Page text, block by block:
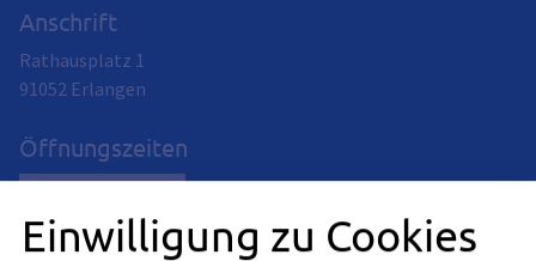
Anschrift
Rathausplatz 1
91052 Erlangen
Öffnungszeiten
Montag:
Einwilligung zu Cookies